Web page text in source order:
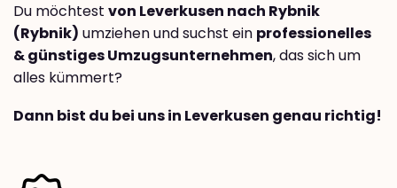
Du möchtest von Leverkusen nach Rybnik
(Rybnik) umziehen und suchst ein professionelles
& günstiges Umzugsunternehmen, das sich um
alles kümmert?
Dann bist du bei uns in Leverkusen genau richtig!